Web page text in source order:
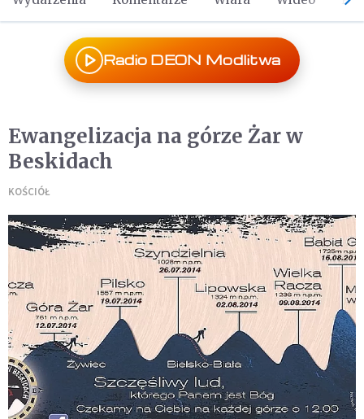
Radio DEON Modlitwa
Ewangelizacja na górze Żar w
Beskidach
KOŚCIÓŁ